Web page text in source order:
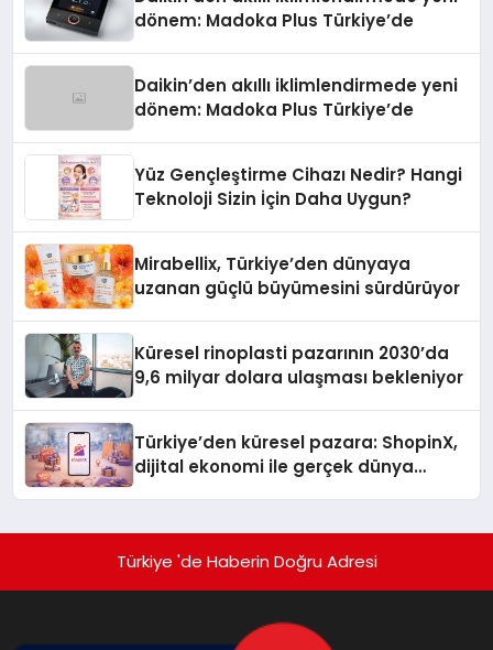
dönem: Madoka Plus Türkiye’de
Daikin’den akıllı iklimlendirmede yeni
dönem: Madoka Plus Türkiye’de
Yüz Gençleştirme Cihazı Nedir? Hangi
Teknoloji Sizin İçin Daha Uygun?
Mirabellix, Türkiye’den dünyaya
uzanan güçlü büyümesini sürdürüyor
Küresel rinoplasti pazarının 2030’da
9,6 milyar dolara ulaşması bekleniyor
Türkiye’den küresel pazara: ShopinX,
dijital ekonomi ile gerçek dünya
Türkiye 'de Haberin Doğru Adresi